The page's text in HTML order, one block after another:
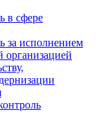
в сфере
за исполнением